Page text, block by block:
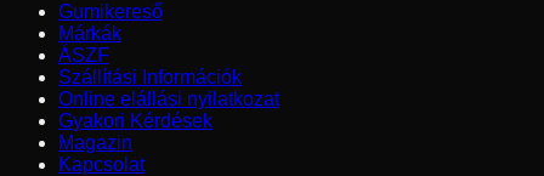
Gumikereső
Márkák
ÁSZF
Szállítási Információk
Online elállási nyilatkozat
Gyakori Kérdések
Magazin
Kapcsolat